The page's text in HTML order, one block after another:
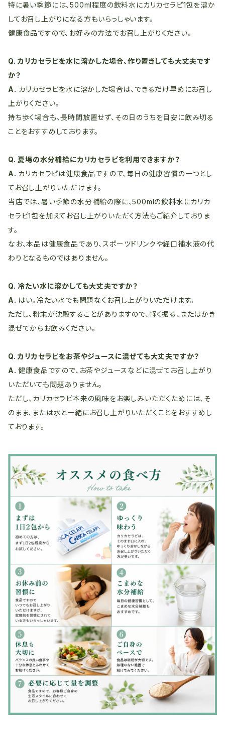
特に暑い季節には、500ml程度の飲料水にカリカセラピ1包を溶か
してお召し上がりになる方もいらっしゃいます。
健康食品ですので、お好みの方法でお召し上がりください。
Q. カリカセラピを水に溶かした場合、作り置きしても大丈夫です
か？
A. カリカセラピを水に溶かした場合は、できるだけ早めにお召し
上がりください。
持ち歩く場合も、長時間放置せず、その日のうちを目安に飲み切る
ことをおすすめしております。
Q. 夏場の水分補給にカリカセラピを利用できますか？
A. カリカセラピは健康食品ですので、毎日の健康習慣の一つとし
てお召し上がりいただけます。
当店では、暑い季節の水分補給の際に、500mlの飲料水にカリカ
セラピ1包を加えてお召し上がりいただく方法もご紹介しておりま
す。
なお、本品は健康食品であり、スポーツドリンクや経口補水液の代
わりとなるものではありません。
Q. 冷たい水に溶かしても大丈夫ですか？
A. はい。冷たい水でも問題なくお召し上がりいただけます。
ただし、粉末が沈殿することがありますので、軽く振る、またはかき
混ぜてからお飲みください。
Q. カリカセラピをお茶やジュースに混ぜても大丈夫ですか？
A.健康食品ですので、お茶やジュースなどに混ぜてお召し上がり
いただいても問題ありません。
ただし、カリカセラピ本来の風味をお楽しみいただくためには、そ
のまま、または水と一緒にお召し上がりいただくことをおすすめし
ております。